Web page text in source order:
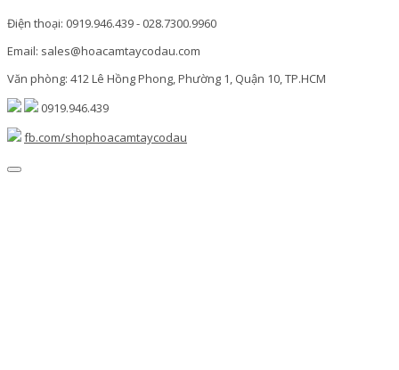
Điện thoại: 0919.946.439 - 028.7300.9960
Email: sales@hoacamtaycodau.com
Văn phòng: 412 Lê Hồng Phong, Phường 1, Quận 10, TP.HCM
0919.946.439
fb.com/shophoacamtaycodau